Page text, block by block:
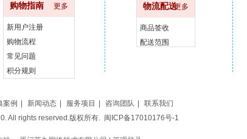
购物指南 更多
新用户注册
购物流程
常见问题
积分规则
物流配送更多
商品签收
配送范围
案例 新闻动态 服务项目 咨询团队
联系我们
All rights reserved.版权所有. 闽ICP备17010176号-1